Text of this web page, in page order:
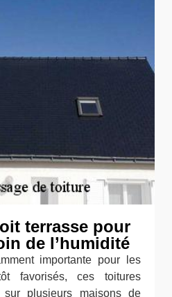
terrasse pour
de l’humidité
importante pour les
favorisés, ces toitures
plusieurs maisons de